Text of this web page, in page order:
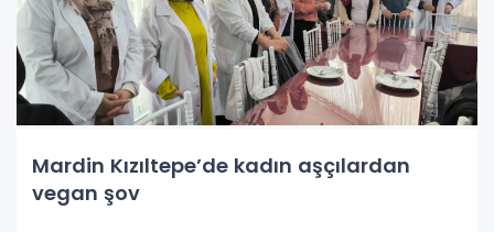
Mardin Kızıltepe’de kadın aşçılardan
vegan şov